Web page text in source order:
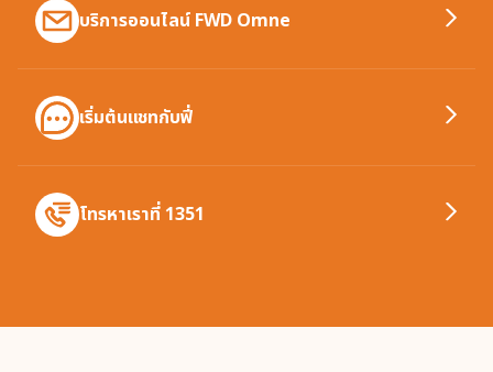
บริการออนไลน์ FWD Omne
เริ่มต้นแชทกับฟี่
โทรหาเราที่ 1351